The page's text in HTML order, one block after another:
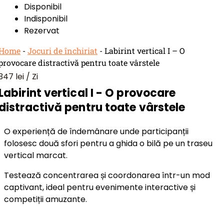
Disponibil
Indisponibil
Rezervat
- Jocuri de închiriat - Labirint vertical I – O
distractivă pentru toate vârstele
lei / Zi
vertical I - O provocare
pentru toate vârstele
O experiență de îndemânare unde participanții
folosesc două sfori pentru a ghida o bilă pe un traseu
vertical marcat.
Testează concentrarea și coordonarea într-un mod
captivant, ideal pentru evenimente interactive și
competiții amuzante.